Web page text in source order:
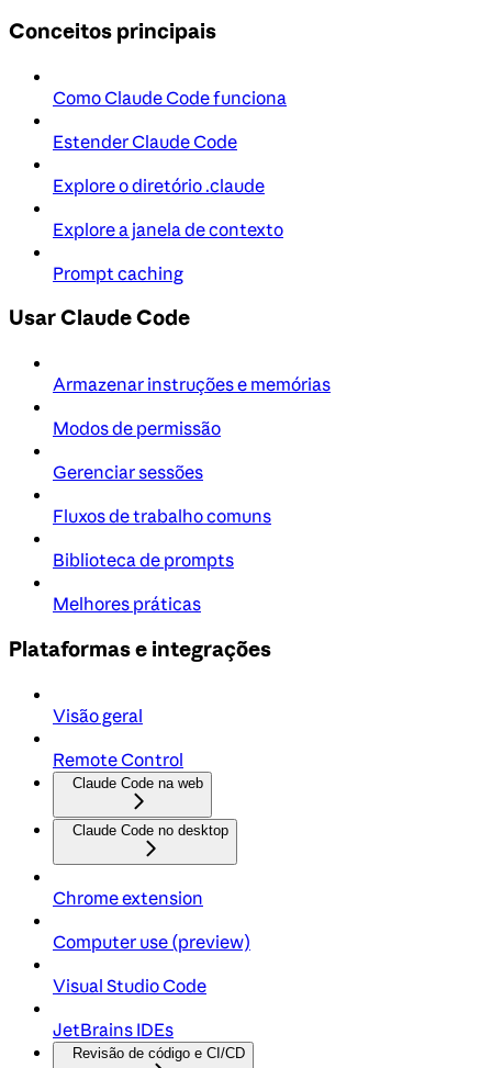
Conceitos principais
Como Claude Code funciona
Estender Claude Code
Explore o diretório .claude
Explore a janela de contexto
Prompt caching
Usar Claude Code
Armazenar instruções e memórias
Modos de permissão
Gerenciar sessões
Fluxos de trabalho comuns
Biblioteca de prompts
Melhores práticas
Plataformas e integrações
Visão geral
Remote Control
Claude Code na web
Claude Code no desktop
Chrome extension
Computer use (preview)
Visual Studio Code
JetBrains IDEs
Revisão de código e CI/CD